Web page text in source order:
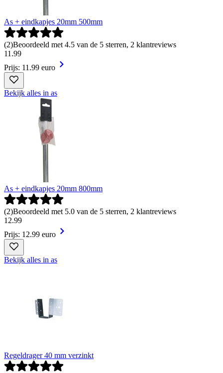
As + eindkapjes 20mm 500mm
(2)Beoordeeld met 4.5 van de 5 sterren, 2 klantreviews
11 .99
Prijs: 11.99 euro
Bekijk alles in as
As + eindkapjes 20mm 800mm
(2)Beoordeeld met 5.0 van de 5 sterren, 2 klantreviews
12.99
Prijs: 12.99 euro
Bekijk alles in as
Regeldrager 40 mm verzinkt